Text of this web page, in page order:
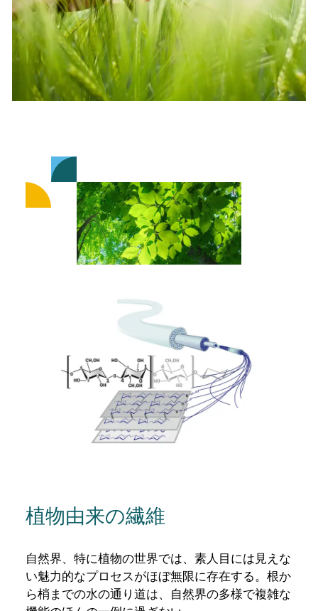
植物由来の繊維
自然界、特に植物の世界では、素人目には見えな
い魅力的なプロセスがほぼ無限に存在する。根か
ら梢までの水の通り道は、自然界の多様で複雑な